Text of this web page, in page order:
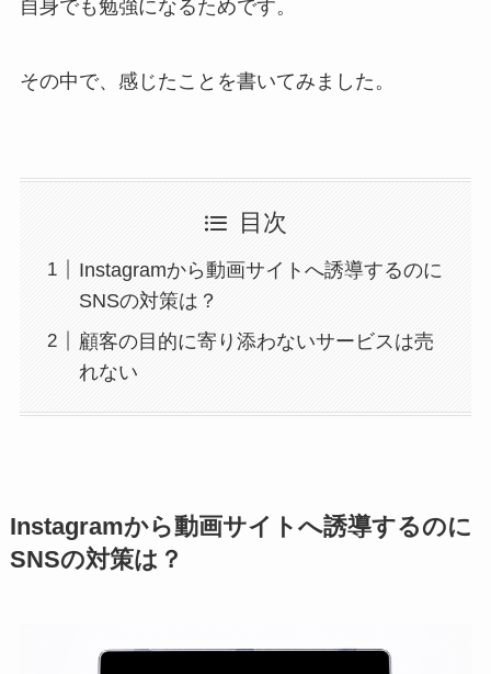
自身でも勉強になるためです。
その中で、感じたことを書いてみました。
目次
Instagramから動画サイトへ誘導するのに
SNSの対策は？
顧客の目的に寄り添わないサービスは売
れない
Instagramから動画サイトへ誘導するのに
SNSの対策は？